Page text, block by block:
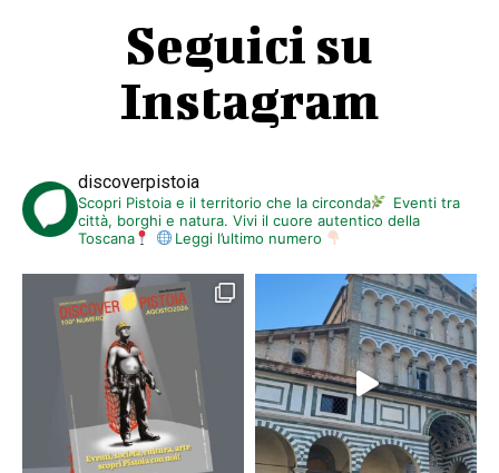
Seguici su
Instagram
discoverpistoia
Scopri Pistoia e il territorio che la circonda
Eventi tra
città, borghi e natura. Vivi il cuore autentico della
Toscana
Leggi l’ultimo numero